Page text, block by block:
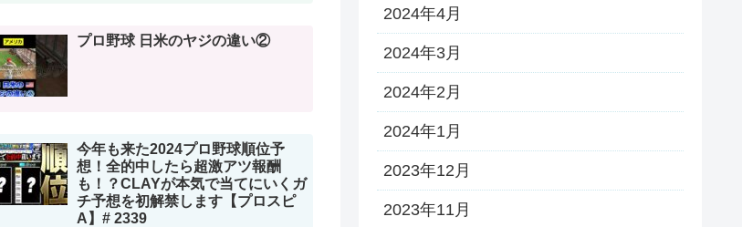
プロ野球 日米のヤジの違い②
今年も来た2024プロ野球順位予
想！全的中したら超激アツ報酬
も！？CLAYが本気で当てにいくガ
チ予想を初解禁します【プロスピ
A】# 2339
2024年4月
2024年3月
2024年2月
2024年1月
2023年12月
2023年11月